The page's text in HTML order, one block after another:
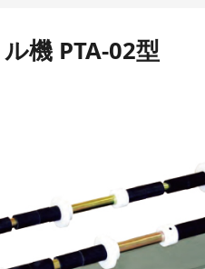
機 PTA-02型